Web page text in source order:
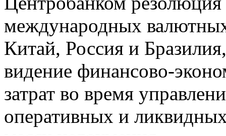
международных
Китай, Россия и
видение финансово-
затрат во время
оперативных и